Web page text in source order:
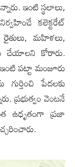
ఇంటి స్థలాలు,
కలెక్టరేట్
మహిళలు,
చేయాలని కోరారు.
పట్టా మంజూరు
పేదలకు
ప్రభుత్వం వెంటనే
ఉధృతంగా ప్రజా